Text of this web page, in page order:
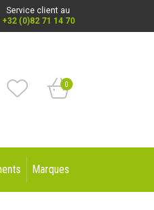
Service client au
+32 (0)82 71 14 70
0
Marques